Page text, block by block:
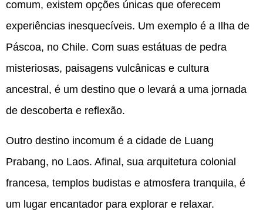
comum, existem opções únicas que oferecem
experiências inesquecíveis. Um exemplo é a Ilha de
Páscoa, no Chile. Com suas estátuas de pedra
misteriosas, paisagens vulcânicas e cultura
ancestral, é um destino que o levará a uma jornada
de descoberta e reflexão.
Outro destino incomum é a cidade de Luang
Prabang, no Laos. Afinal, sua arquitetura colonial
francesa, templos budistas e atmosfera tranquila, é
um lugar encantador para explorar e relaxar.